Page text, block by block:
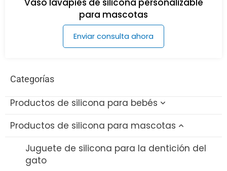
Categorías
Productos de silicona para bebés
Juguetes de silicona para el baño del bebé
Cepillo de silicona para biberones
Productos de silicona para mascotas
Juguete de silicona para la dentición del
gato
Vaso lavapiés de silicona personalizable
para mascotas
Enviar consulta ahora